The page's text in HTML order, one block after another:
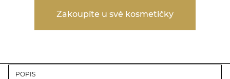
Zakoupíte u své kosmetičky
POPIS